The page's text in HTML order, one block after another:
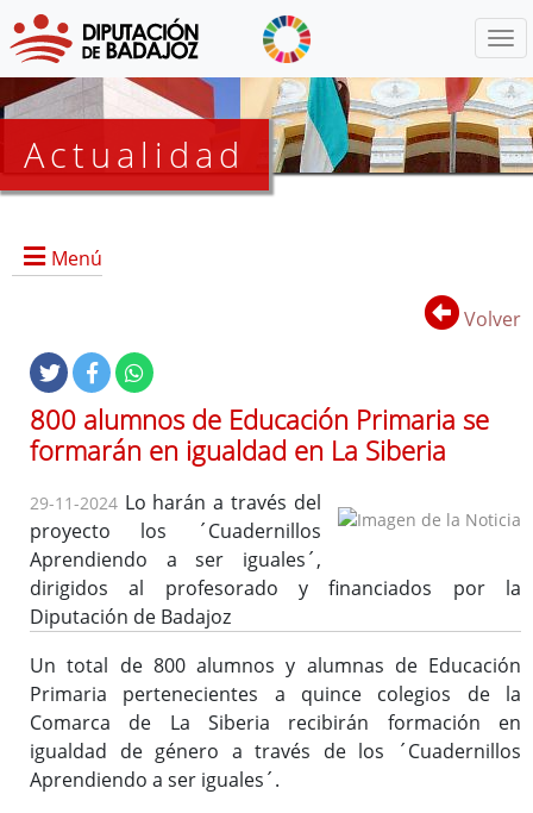
Actualidad
Menú
Noticias
Lista
de
distribución
Volver
800 alumnos de Educación Primaria se
formarán en igualdad en La Siberia
29-11-2024 Lo harán a través del
proyecto los ´Cuadernillos
Aprendiendo a ser iguales´,
dirigidos al profesorado y financiados por la
Diputación de Badajoz
Un total de 800 alumnos y alumnas de Educación
Primaria pertenecientes a quince colegios de la
Comarca de La Siberia recibirán formación en
igualdad de género a través de los ´Cuadernillos
Aprendiendo a ser iguales´.